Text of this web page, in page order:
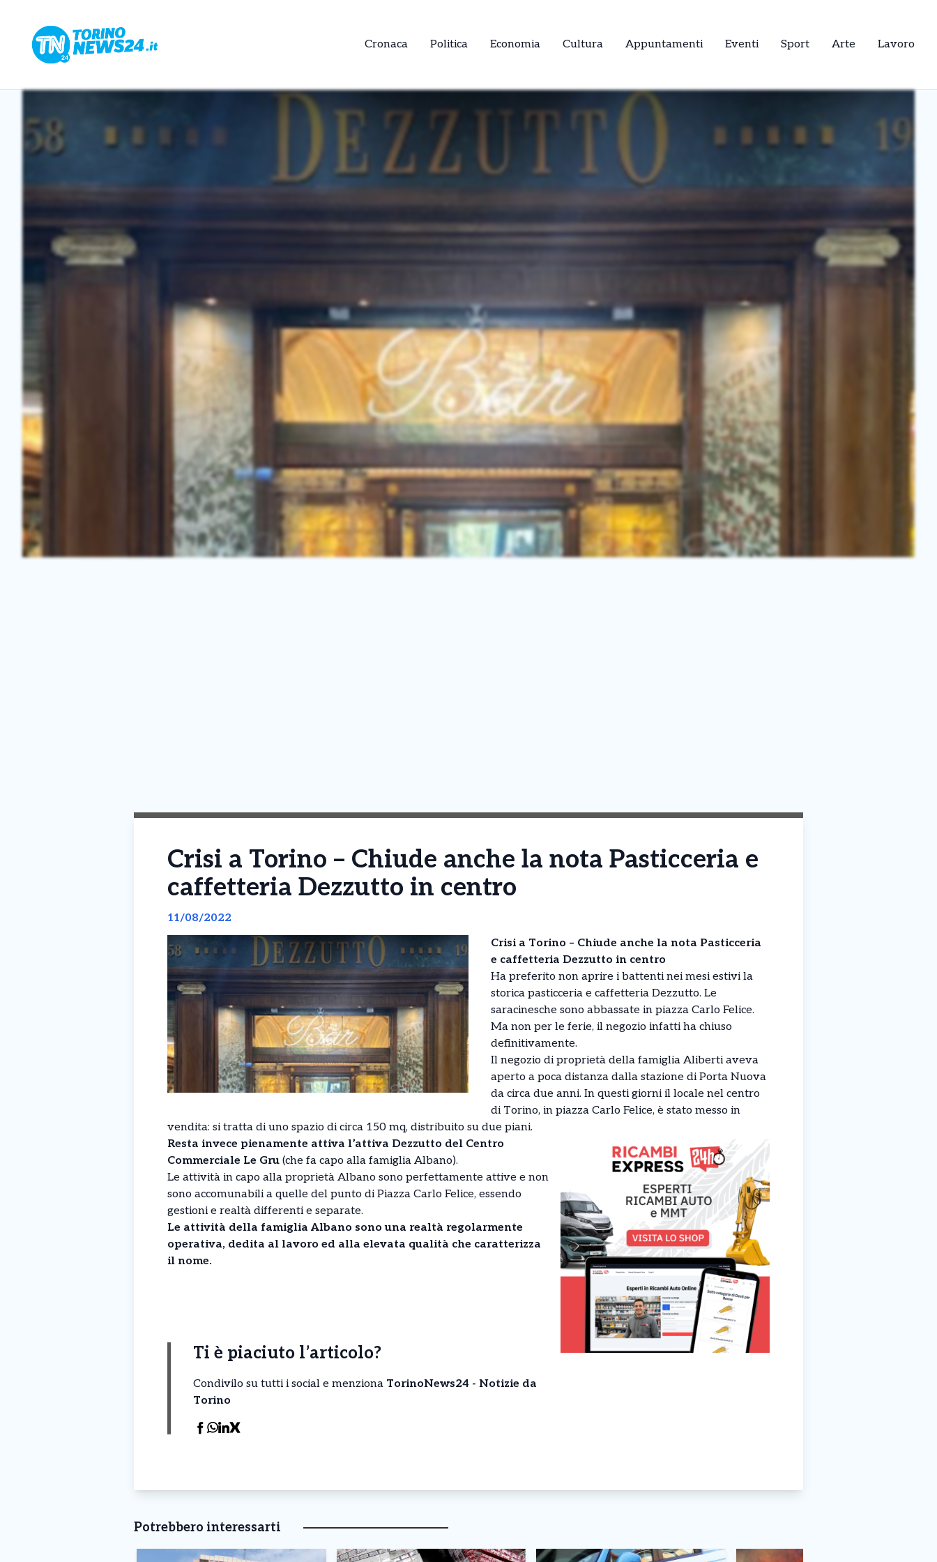
Cronaca Politica Economia Cultura Appuntamenti Eventi Sport Arte Lavoro
Crisi a Torino – Chiude anche la nota Pasticceria e
caffetteria Dezzutto in centro
11/08/2022
Crisi a Torino – Chiude anche la nota Pasticceria
e caffetteria Dezzutto in centro
Ha preferito non aprire i battenti nei mesi estivi la
storica pasticceria e caffetteria Dezzutto. Le
saracinesche sono abbassate in piazza Carlo Felice.
Ma non per le ferie, il negozio infatti ha chiuso
definitivamente.
Il negozio di proprietà della famiglia Aliberti aveva
aperto a poca distanza dalla stazione di Porta Nuova
da circa due anni. In questi giorni il locale nel centro
di Torino, in piazza Carlo Felice, è stato messo in
vendita: si tratta di uno spazio di circa 150 mq, distribuito su due piani.
Resta invece pienamente attiva l’attiva Dezzutto del Centro
Commerciale Le Gru (che fa capo alla famiglia Albano).
Le attività in capo alla proprietà Albano sono perfettamente attive e non
sono accomunabili a quelle del punto di Piazza Carlo Felice, essendo
gestioni e realtà differenti e separate.
Le attività della famiglia Albano sono una realtà regolarmente
operativa, dedita al lavoro ed alla elevata qualità che caratterizza
il nome.
Ti è piaciuto l’articolo?
Condivilo su tutti i social e menziona TorinoNews24 - Notizie da
Torino
Potrebbero interessarti